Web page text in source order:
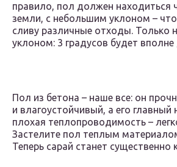
правило, пол должен находиться
земли, с небольшим уклоном –
сливу различные отходы. Только
уклоном: 3 градусов будет
Пол из бетона – наше все: он
и влагоустойчивый, а его главный
плохая теплопроводимость –
Застелите пол теплым
Теперь сарай станет существенно